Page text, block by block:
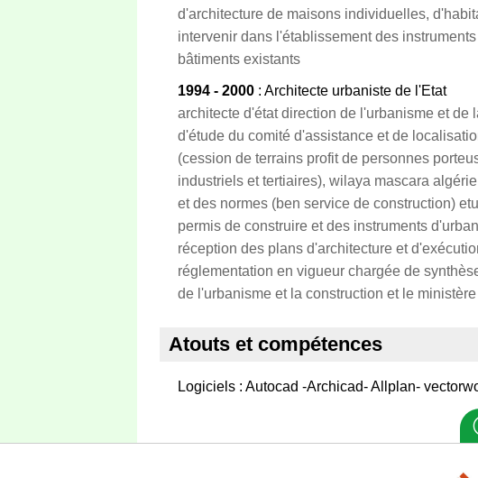
d'architecture de maisons individuelles,
intervenir dans l'établissement des
bâtiments existants
1994 - 2000 : Architecte urbaniste de l'Etat
architecte d'état direction de l'urbanisme et de
d'étude du comité d'assistance et de
(cession de terrains profit de personnes
industriels et tertiaires), wilaya mascara
et des normes (ben service de construction)
permis de construire et des instruments
réception des plans d'architecture et
réglementation en vigueur chargée de
de l'urbanisme et la construction et le
Atouts et compétences
Logiciels : Autocad -Archicad- Allplan-